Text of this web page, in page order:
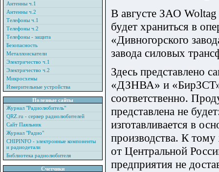
Антенны ч.1
Антенны ч.2
Телефоны ч.1
Телефоны ч.2
Телефоны - защита
Безопасность
Металлоискатели
Электричество ч.1
Электричество ч.2
Микросхемы
Измерительные устройства
Полезные сайты
Журнал "Радиолюбитель"
QRZ.ru - сервер радиолюбителей
Сайт Паяльник
Журнал "Радио"
CHIPINFO - электронные компоненты
и радиодетали
Библиотека радиолюбителя
Счетчики
В августе ЗАО
будет храниться в
«Дивногорского
завода силовых
Здесь представлено
«ДЗНВА» и «БирЗСТ»
соответственно.
представлена не
изготавливается в
производства. К тому
от Центральной
предприятия не